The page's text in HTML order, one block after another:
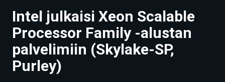
UUTISET
ARTIKKELIT
VIDEOT
Intel julkaisi Xeon Scalable
Processor Family -alustan
palvelimiin (Skylake-SP,
Purley)